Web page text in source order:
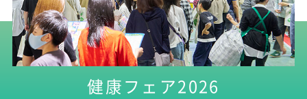
健康フェア2026